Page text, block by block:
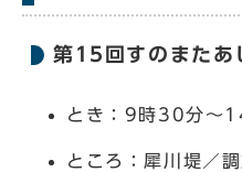
第15回すのまたあ
とき：9時30分～
ところ：犀川堤／